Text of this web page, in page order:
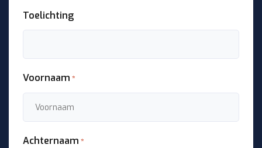
Toelichting
Voornaam *
Achternaam *